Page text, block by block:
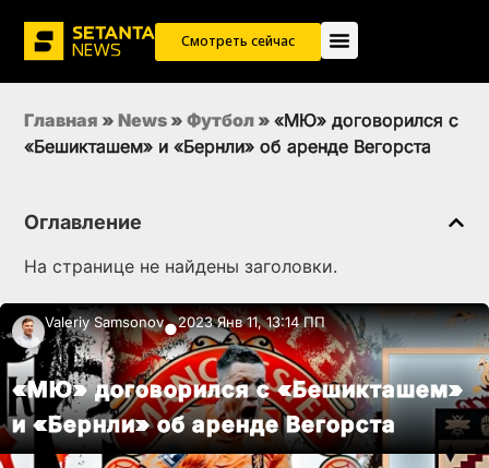
Смотреть сейчас
Главная » News » Футбол » «МЮ» договорился с
«Бешикташем» и «Бернли» об аренде Вегорста
Оглавление
На странице не найдены заголовки.
Valeriy Samsonov●2023 Янв 11, 13:14 ПП
«МЮ» договорился с «Бешикташем»
и «Бернли» об аренде Вегорста